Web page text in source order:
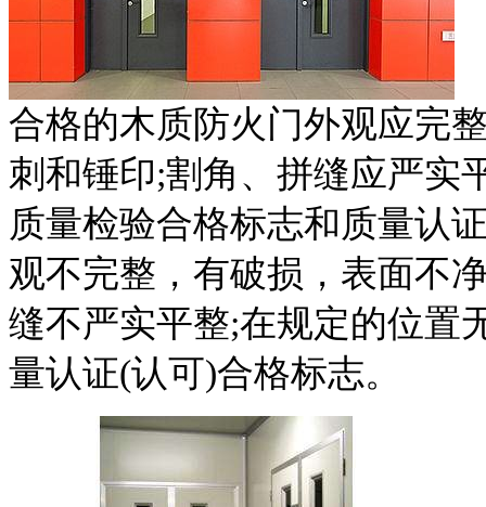
合格的木质防火门外观应完
刺和锤印;割角、拼缝应严实
质量检验合格标志和质量认
观不完整，有破损，表面不
缝不严实平整;在规定的位置
量认证(认可)合格标志。